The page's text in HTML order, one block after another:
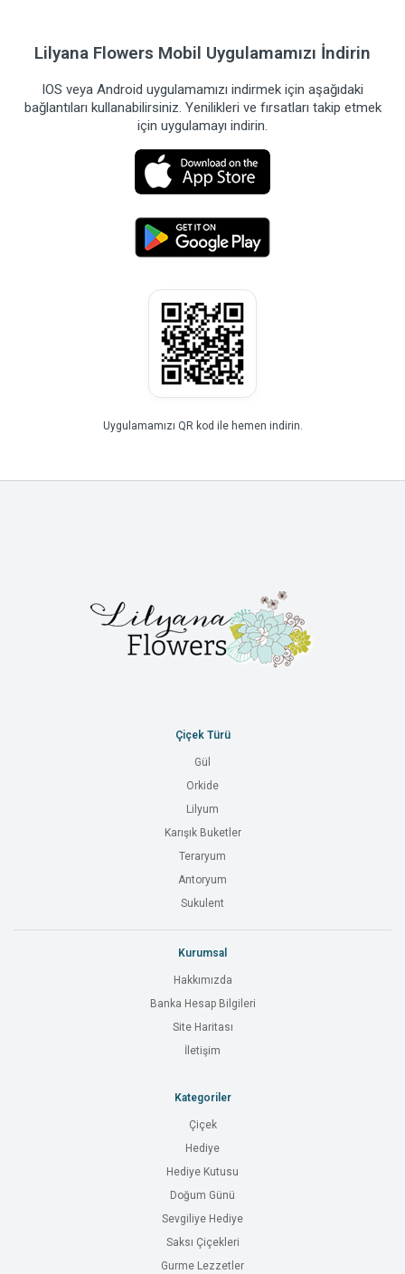
Lilyana Flowers Mobil Uygulamamızı İndirin
IOS veya Android uygulamamızı indirmek için aşağıdaki
bağlantıları kullanabilirsiniz. Yenilikleri ve fırsatları takip etmek
için uygulamayı indirin.
Uygulamamızı QR kod ile hemen indirin.
Çiçek Türü
Gül
Orkide
Lilyum
Karışık Buketler
Teraryum
Antoryum
Sukulent
Kurumsal
Hakkımızda
Banka Hesap Bilgileri
Site Haritası
İletişim
Kategoriler
Çiçek
Hediye
Hediye Kutusu
Doğum Günü
Sevgiliye Hediye
Saksı Çiçekleri
Gurme Lezzetler